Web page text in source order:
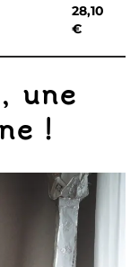
28,10
€
une
!